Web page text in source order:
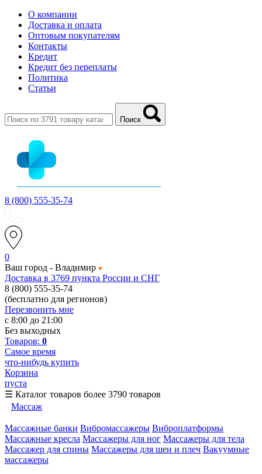
О компании
Доставка и оплата
Оптовым покупателям
Контакты
Кредит
Кредит без переплаты
Политика
Статьи
Поиск
8 (800) 555-35-74
0
Ваш город - Владимир
Доставка в 3769 пункта России и СНГ
8 (800) 555-35-74
(бесплатно для регионов)
Перезвонить мне
с 8:00 до 21:00
Без выходных
Товаров: 0
Самое время
что-нибудь купить
Корзина
пуста
☰ Каталог товаров более 3790 товаров
Массаж
Массажные банки Вибромассажеры Виброплатформы
Массажные кресла Массажеры для ног Массажеры для тела
Массажер для спины Массажеры для шеи и плеч Вакуумные
массажеры